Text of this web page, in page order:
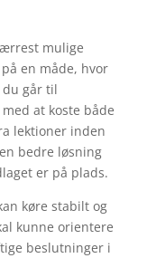
mulige
en måde, hvor
du går til
at koste både
lektioner inden
bedre løsning
er på plads.
køre stabilt og
kunne orientere
beslutninger i